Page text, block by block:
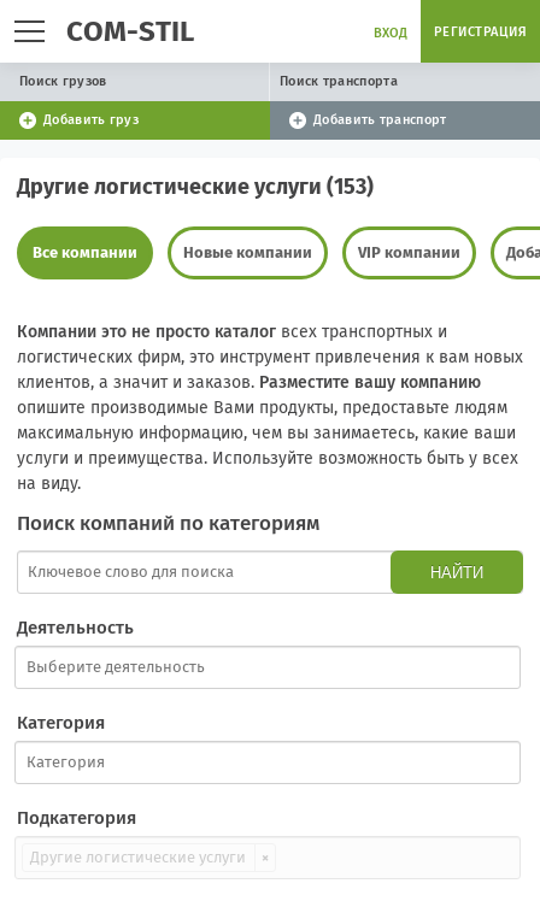
COM-STIL ВХОД РЕГИСТРАЦИЯ
Поиск грузов Поиск транспорта
Добавить груз Добавить транспорт
Другие логистические услуги (153)
Все компании Новые компании VIP компании
Компании это не просто каталог всех транспортных и
логистических фирм, это инструмент привлечения к вам новых
клиентов, а значит и заказов. Разместите вашу компанию
опишите производимые Вами продукты, предоставьте людям
максимальную информацию, чем вы занимаетесь, какие ваши
услуги и преимущества. Используйте возможность быть у всех
на виду.
Поиск компаний по категориям
НАЙТИ
Деятельность
Категория
Подкатегория
Другие логистические услуги ×